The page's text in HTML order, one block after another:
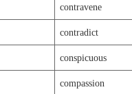
contravene
contradict
conspicuous
compassion